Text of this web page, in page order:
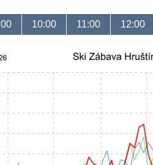
10:00 11:00 12:00